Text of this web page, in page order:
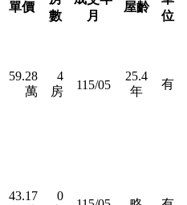
單價
數
月
屋齡
位
59.28
萬
4
房
115/05
25.4
年
有
43.17
0